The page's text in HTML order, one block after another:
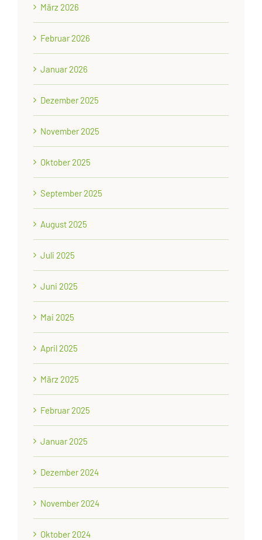
März 2026
Februar 2026
Januar 2026
Dezember 2025
November 2025
Oktober 2025
September 2025
August 2025
Juli 2025
Juni 2025
Mai 2025
April 2025
März 2025
Februar 2025
Januar 2025
Dezember 2024
November 2024
Oktober 2024